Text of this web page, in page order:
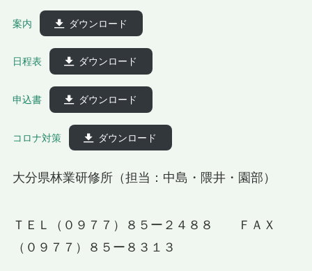
案内 ダウンロード
日程表 ダウンロード
申込書 ダウンロード
コロナ対策 ダウンロード
大分県林業研修所（担当：中島・隈井・園部）
ＴＥＬ（０９７７）８５ー２４８８ ＦＡＸ
（０９７７）８５ー８３１３